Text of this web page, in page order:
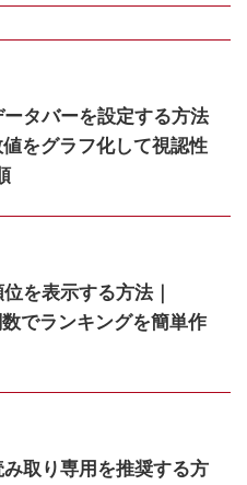
ータバーを設定する方法
値をグラフ化して視認性
位を表示する方法｜
でランキングを簡単作
み取り専用を推奨する方